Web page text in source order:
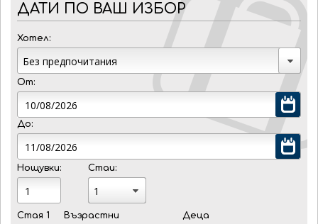
ДАТИ ПО ВАШ ИЗБОР
Хотел:
От:
До:
Нощувки: Стаи:
Стая 1 Възрастни Деца